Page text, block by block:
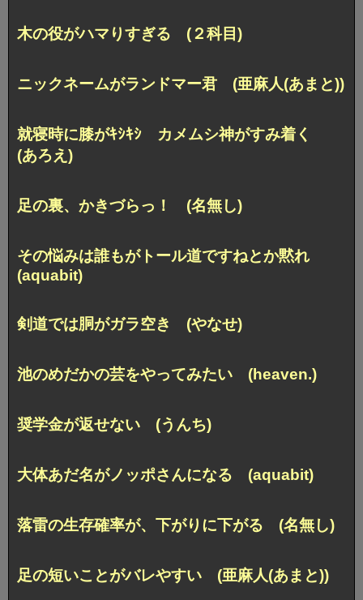
木の役がハマりすぎる (２科目)
ニックネームがランドマー君 (亜麻人(あまと))
就寝時に膝がｷｼｷｼ カメムシ神がすみ着く
(あろえ)
足の裏、かきづらっ！ (名無し)
その悩みは誰もがトール道ですねとか黙れ
(aquabit)
剣道では胴がガラ空き (やなせ)
池のめだかの芸をやってみたい (heaven.)
奨学金が返せない (うんち)
大体あだ名がノッポさんになる (aquabit)
落雷の生存確率が、下がりに下がる (名無し)
足の短いことがバレやすい (亜麻人(あまと))